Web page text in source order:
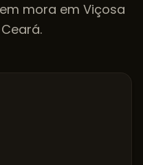
mora em Viçosa
Ceará.